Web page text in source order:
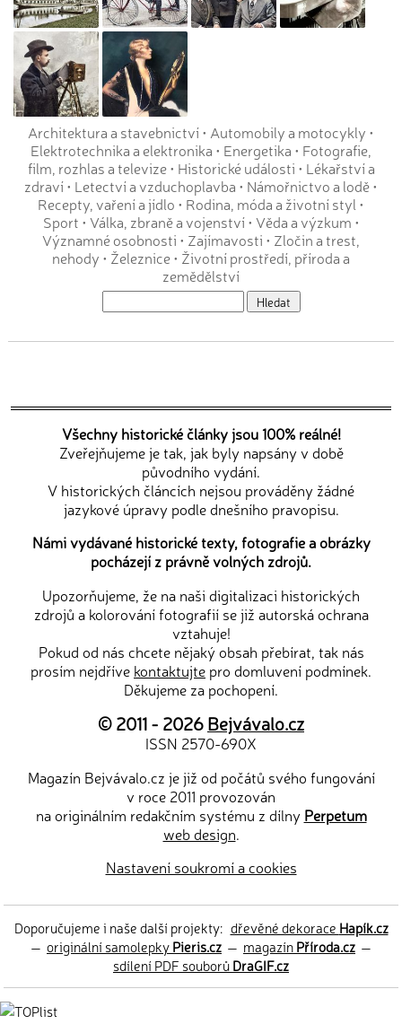
Architektura a stavebnictví• Automobily a motocykly •
Elektrotechnika a elektronika • Energetika • Fotografie,
film, rozhlas a televize• Historické události • Lékařství a
zdraví• Letectví a vzduchoplavba • Námořnictvo a lodě•
Recepty, vaření a jídlo • Rodina, móda a životní styl •
Sport • Válka, zbraně a vojenství• Věda a výzkum •
Významné osobnosti • Zajímavosti • Zločin a trest,
nehody • Železnice• Životní prostředí, příroda a
zemědělství
Všechny historické články jsou 100% reálné!
Zveřejňujeme je tak, jak byly napsány v době
původního vydání.
V historických článcích nejsou prováděny žádné
jazykové úpravy podle dnešního pravopisu.
Námi vydávané historické texty, fotografie a obrázky
pocházejí z právně volných zdrojů.
Upozorňujeme, že na naši digitalizaci historických
zdrojů a kolorování fotografií se již autorská ochrana
vztahuje!
Pokud od nás chcete nějaký obsah přebírat, tak nás
prosím nejdříve kontaktujte pro domluvení podmínek.
Děkujeme za pochopení.
© 2011 - 2026Bejvávalo.cz
ISSN 2570-690X
Magazín Bejvávalo.cz je již od počátů svého fungování
v roce 2011 provozován
na originálním redakčním systému z dílny Perpetum
web design.
Nastavení soukromí a cookies
Doporučujeme i naše další projekty: dřevěné dekorace Hapík.cz
— originální samolepkyPieris.cz — magazínPříroda.cz —
sdílení PDF souborůDraGIF.cz